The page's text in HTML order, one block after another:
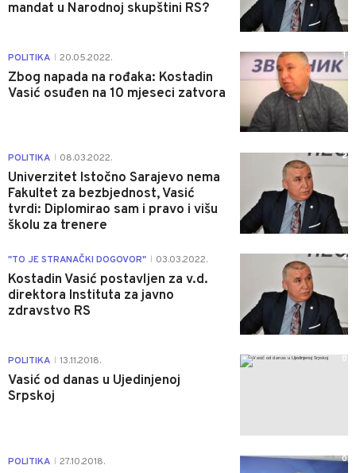
mandat u Narodnoj skupštini RS?
POLITIKA 20.05.2022.
Zbog napada na rođaka: Kostadin
Vasić osuđen na 10 mjeseci zatvora
1
POLITIKA 08.03.2022.
Univerzitet Istočno Sarajevo nema
Fakultet za bezbjednost, Vasić
tvrdi: Diplomirao sam i pravo i višu
školu za trenere
2
"TO JE STRANAČKI DOGOVOR" 03.03.2022.
Kostadin Vasić postavljen za v.d.
direktora Instituta za javno
zdravstvo RS
4
POLITIKA 13.11.2018.
Vasić od danas u Ujedinjenoj
Srpskoj
0
POLITIKA 27.10.2018. 0